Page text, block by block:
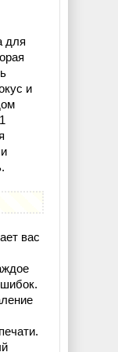
для
и
вас